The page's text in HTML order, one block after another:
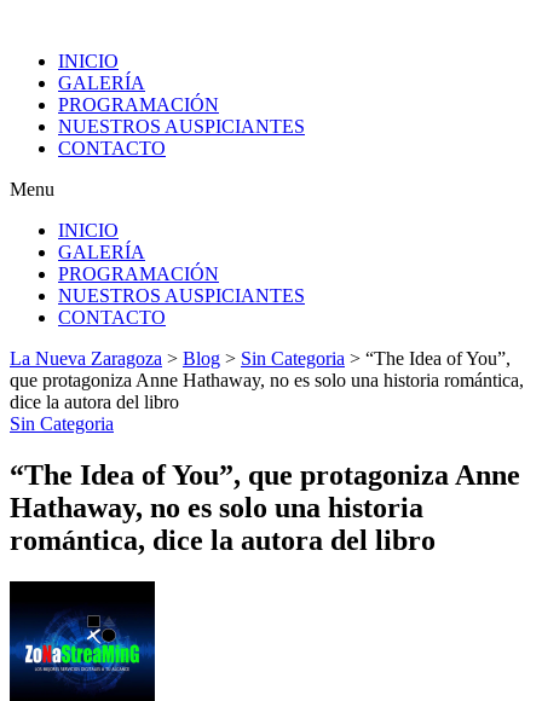
INICIO
GALERÍA
PROGRAMACIÓN
NUESTROS AUSPICIANTES
CONTACTO
Menu
INICIO
GALERÍA
PROGRAMACIÓN
NUESTROS AUSPICIANTES
CONTACTO
La Nueva Zaragoza > Blog > Sin Categoria > “The Idea of You”,
que protagoniza Anne Hathaway, no es solo una historia romántica,
dice la autora del libro
Sin Categoria
“The Idea of You”, que protagoniza Anne
Hathaway, no es solo una historia
romántica, dice la autora del libro